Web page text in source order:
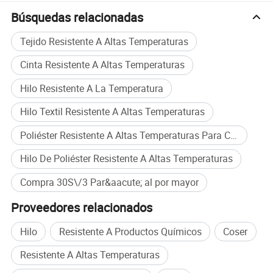
los clientes, Y la calidad y el servicio es nuestra primera
preocupación, tenemos un equipo de ingenieros con
decenas de años de experiencia en la industria de
procesamiento de vidrio
le proporcionaremos productos de calidad, precios
competitivos, soporte técnico
Búsquedas relacionadas
Tejido Resistente A Altas Temperaturas
Cinta Resistente A Altas Temperaturas
Hilo Resistente A La Temperatura
Hilo Textil Resistente A Altas Temperaturas
Poliéster Resistente A Altas Temperaturas Para Coser
Hilo De Poliéster Resistente A Altas Temperaturas
Compra 30S\/3 Par&aacute; al por mayor
Proveedores relacionados
Hilo Resistente A Productos Químicos
Coser
Resistente A Altas Temperaturas